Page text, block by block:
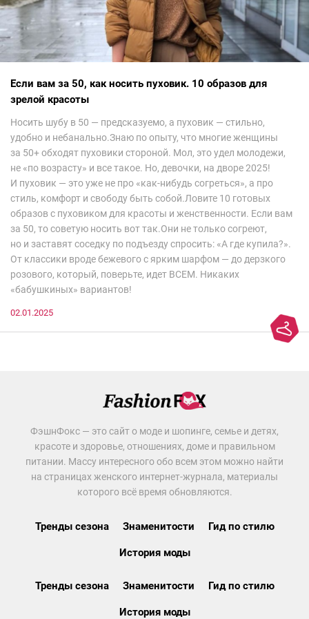
Если вам за 50, как носить пуховик. 10 образов для
зрелой красоты
Носить шубу в 50 — предсказуемо, а пуховик — стильно,
удобно и небанально.Знаю по опыту, что многие женщины
за 50+ обходят пуховики стороной. Мол, это удел молодежи,
не «по возрасту» и все такое. Но, девочки, на дворе 2025!
И пуховик — это уже не про «как-нибудь согреться», а про
стиль, комфорт и свободу быть собой.Ловите 10 готовых
образов с пуховиком для красоты и женственности. Если вам
за 50, то советую носить вот так.Они не только согреют,
но и заставят соседку по подъезду спросить: «А где купила?».
От классики вроде бежевого с ярким шарфом — до дерзкого
розового, который, поверьте, идет ВСЕМ. Никаких
«бабушкиных» вариантов!
02.01.2025
ФэшнФокс — это сайт о моде и шопинге, семье и детях,
красоте и здоровье, отношениях, доме и правильном
питании. Массу интересного обо всем этом можно найти
на страницах женского интернет-журнала, материалы
которого всё время обновляются.
Тренды сезона Знаменитости Гид по стилю
История моды
Тренды сезона Знаменитости Гид по стилю
История моды